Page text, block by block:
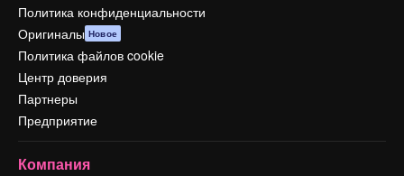
Политика конфиденциальности
Оригиналы Новое
Политика файлов cookie
Центр доверия
Партнеры
Предприятие
Компания